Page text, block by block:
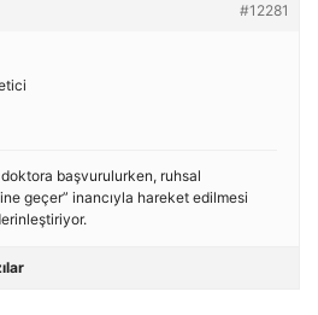
#12281
başvurulurken, ruhsal
geçer” inancıyla hareket edilmesi